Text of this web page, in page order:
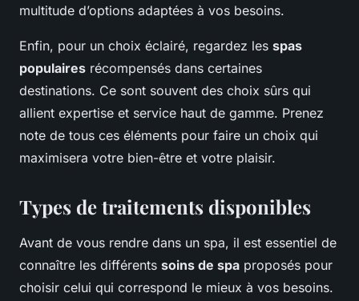
multitude d’options adaptées à vos besoins.
Enfin, pour un choix éclairé, regardez les spas
populaires récompensés dans certaines
destinations. Ce sont souvent des choix sûrs qui
allient expertise et service haut de gamme. Prenez
note de tous ces éléments pour faire un choix qui
maximisera votre bien-être et votre plaisir.
Types de traitements disponibles
Avant de vous rendre dans un spa, il est essentiel de
connaître les différents soins de spa proposés pour
choisir celui qui correspond le mieux à vos besoins.